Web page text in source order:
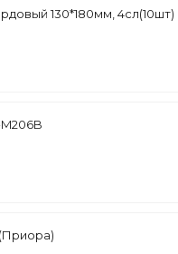
130*180мм, 4сл(10шт)